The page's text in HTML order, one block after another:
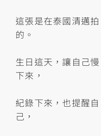
這張是在泰國清邁拍
的。
生日這天，讓自己慢
下來，
紀錄下來，也提醒自
己，